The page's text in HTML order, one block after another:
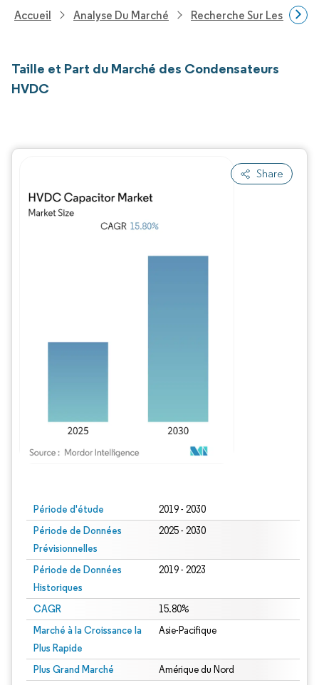
Accueil Analyse Du Marché Recherche Sur Les
Taille et Part du Marché des Condensateurs
HVDC
Share
Période d'étude 2019 - 2030
Période de Données
Prévisionnelles
2025 - 2030
Période de Données
Historiques
2019 - 2023
CAGR 15.80%
Marché à la Croissance la
Plus Rapide
Asie-Pacifique
Plus Grand Marché Amérique du Nord